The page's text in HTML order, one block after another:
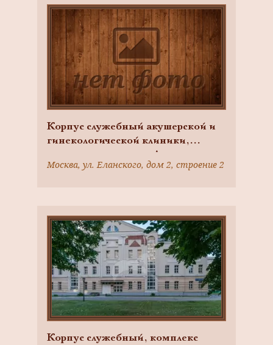
Корпус служебный акушерской и
гинекологической клиники,
комплекс клиник на Девичьем
поле, 1880-1890-е гг., арх.
Москва, ул. Еланского, дом 2, строение 2
Корпус служебный, комплекс